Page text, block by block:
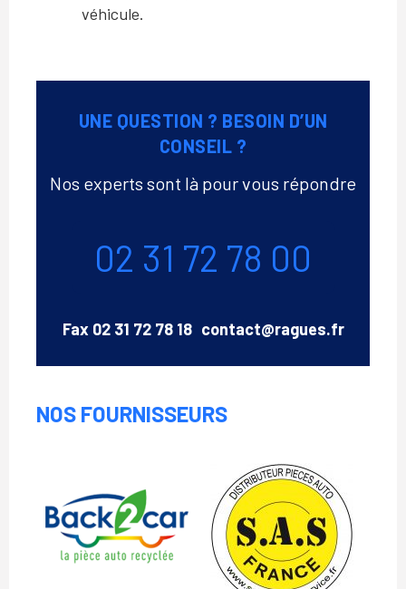
véhicule.
UNE QUESTION ? BESOIN D’UN
CONSEIL ?
Nos experts sont là pour vous répondre
02 31 72 78 00
Fax 02 31 72 78 18 Email
contact@ragues.fr
NOS FOURNISSEURS
Back
2
Car
Saint
Amand
Service